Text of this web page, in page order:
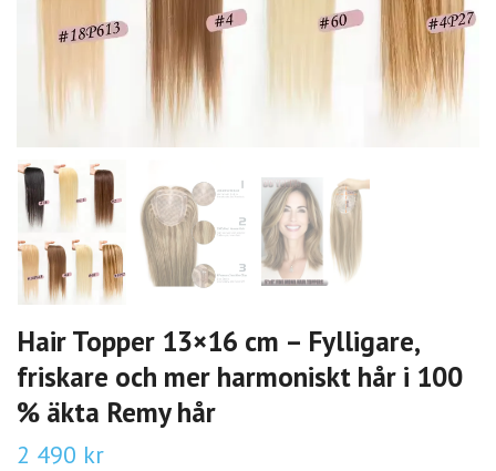
Hair Topper 13×16 cm – Fylligare,
friskare och mer harmoniskt hår i 100
% äkta Remy hår
2 490 kr